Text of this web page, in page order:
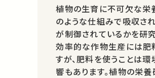
植物の生育に不可欠な栄
のような仕組みで吸収さ
が制御されているかを研究
効率的な作物生産には肥
すが、肥料を使うことは
響もあります。植物の栄